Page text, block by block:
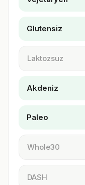
Glutensiz
Laktozsuz
Akdeniz
Paleo
Whole30
DASH